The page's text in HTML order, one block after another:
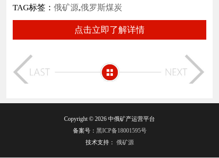
TAG标签：俄矿源,俄罗斯煤炭
点击立即了解详情
Copyright © 2026 中俄矿产运营平台
备案号： 黑ICP备18001595号
技术支持： 俄矿源